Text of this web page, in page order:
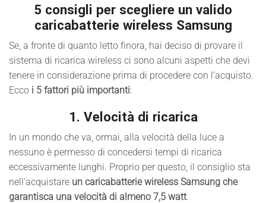
5 consigli per scegliere un valido
caricabatterie wireless Samsung
Se, a fronte di quanto letto finora, hai deciso di provare il
sistema di ricarica wireless ci sono alcuni aspetti che devi
tenere in considerazione prima di procedere con l’acquisto.
Ecco i 5 fattori più importanti:
1. Velocità di ricarica
In un mondo che va, ormai, alla velocità della luce a
nessuno è permesso di concedersi tempi di ricarica
eccessivamente lunghi. Proprio per questo, il consiglio sta
nell’acquistare un caricabatterie wireless Samsung che
garantisca una velocità di almeno 7,5 watt.